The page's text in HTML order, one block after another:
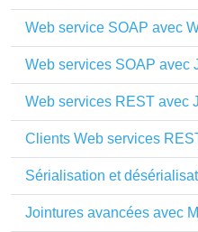
Web service SOAP avec
Web services SOAP avec
Web services REST avec
Clients Web services
Sérialisation et
Jointures avancées avec